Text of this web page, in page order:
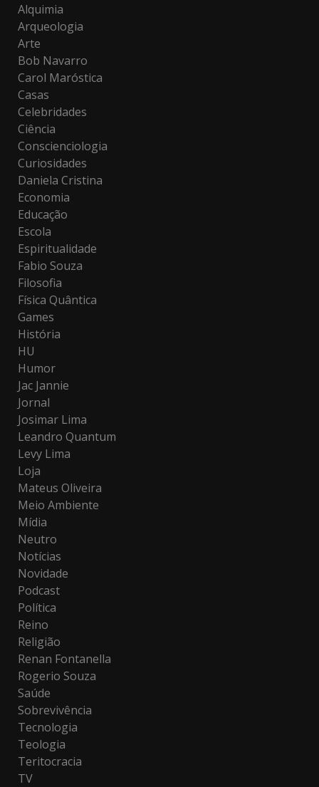
Alquimia
Arqueologia
Arte
Bob Navarro
Carol Maróstica
Casas
Celebridades
Ciência
Conscienciologia
Curiosidades
Daniela Cristina
Economia
Educação
Escola
Espiritualidade
Fabio Souza
Filosofia
Física Quântica
Games
História
HU
Humor
Jac Jannie
Jornal
Josimar Lima
Leandro Quantum
Levy Lima
Loja
Mateus Oliveira
Meio Ambiente
Mídia
Neutro
Notícias
Novidade
Podcast
Política
Reino
Religião
Renan Fontanella
Rogerio Souza
Saúde
Sobrevivência
Tecnologia
Teologia
Teritocracia
TV